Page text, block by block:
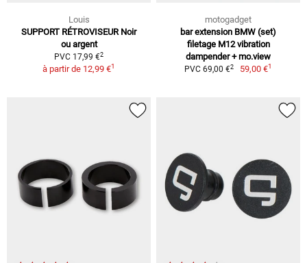
Louis
SUPPORT RÉTROVISEUR Noir
ou argent
PVC 17,99 €2
à partir de 12,99 €1
motogadget
bar extension BMW (set)
filetage M12 vibration
dampender + mo.view
PVC 69,00 €2 59,00 €1